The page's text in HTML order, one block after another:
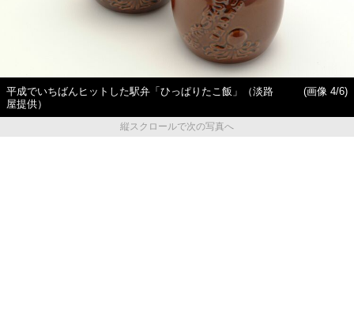
平成でいちばんヒットした駅弁「ひっぱりたこ飯」（淡路
屋提供）
(画像 4/6)
縦スクロールで次の写真へ